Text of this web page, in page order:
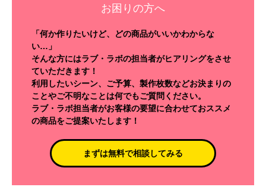
お困りの方へ
「何か作りたいけど、どの商品がいいかわからな
い…」
そんな方にはラブ・ラボの担当者がヒアリングをさせ
ていただきます！
利用したいシーン、ご予算、製作枚数などお決まりの
ことやご不明なことは何でもご質問ください。
ラブ・ラボ担当者がお客様の要望に合わせておススメ
の商品をご提案いたします！
まずは無料で相談してみる